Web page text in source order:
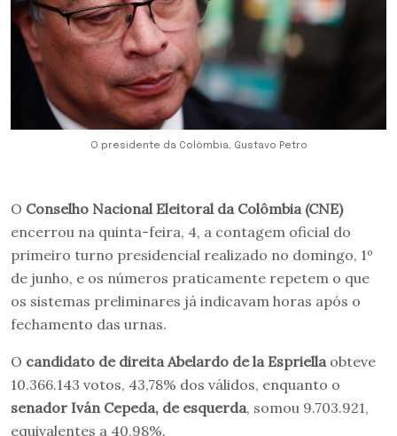
O presidente da Colômbia, Gustavo Petro
O Conselho Nacional Eleitoral da Colômbia (CNE)
encerrou na quinta-feira, 4, a contagem oficial do
primeiro turno presidencial realizado no domingo, 1º
de junho, e os números praticamente repetem o que
os sistemas preliminares já indicavam horas após o
fechamento das urnas.
O candidato de direita Abelardo de la Espriella obteve
10.366.143 votos, 43,78% dos válidos, enquanto o
senador Iván Cepeda, de esquerda, somou 9.703.921,
equivalentes a 40,98%.